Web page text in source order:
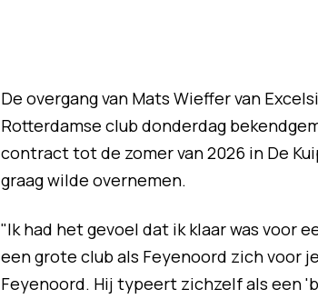
De overgang van Mats Wieffer van
Rotterdamse club donderdag
contract tot de zomer van 2026 in De
graag wilde overnemen.
"Ik had het gevoel dat ik klaar was voor
een grote club als Feyenoord zich voor
Feyenoord. Hij typeert zichzelf als een